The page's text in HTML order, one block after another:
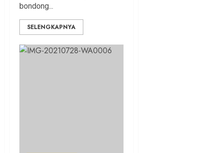
bondong...
SELENGKAPNYA